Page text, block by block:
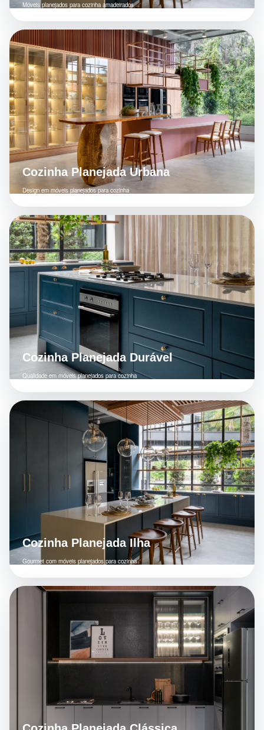
Móveis planejados para cozinha amadeirados
Cozinha Planejada Urbana
Design em móveis planejados para cozinha
Cozinha Planejada Durável
Qualidade em móveis planejados para cozinha
Cozinha Planejada Ilha
Gourmet com móveis planejados para cozinha